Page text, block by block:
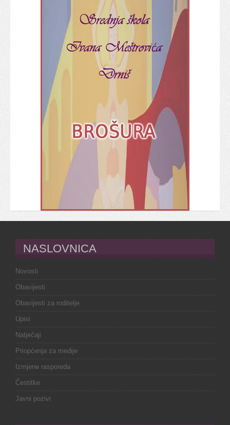
NASLOVNICA
Novosti
Obavijesti
Obavijesti za roditelje
Upisi
Natječaji
Priopćenja za medije
Izmjene rasporeda
Čestitke
Javni pozivi